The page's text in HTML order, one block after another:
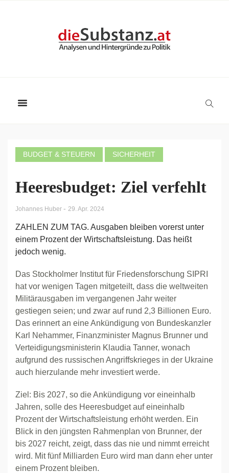
BUDGET & STEUERN SICHERHEIT
Heeresbudget: Ziel verfehlt
Johannes Huber - 29. Apr. 2024
ZAHLEN ZUM TAG. Ausgaben bleiben vorerst unter
einem Prozent der Wirtschaftsleistung. Das heißt
jedoch wenig.
Das Stockholmer Institut für Friedensforschung SIPRI
hat vor wenigen Tagen mitgeteilt, dass die weltweiten
Militärausgaben im vergangenen Jahr weiter
gestiegen seien; und zwar auf rund 2,3 Billionen Euro.
Das erinnert an eine Ankündigung von Bundeskanzler
Karl Nehammer, Finanzminister Magnus Brunner und
Verteidigungsministerin Klaudia Tanner, wonach
aufgrund des russischen Angriffskrieges in der Ukraine
auch hierzulande mehr investiert werde.
Ziel: Bis 2027, so die Ankündigung vor eineinhalb
Jahren, solle des Heeresbudget auf eineinhalb
Prozent der Wirtschaftsleistung erhöht werden. Ein
Blick in den jüngsten Rahmenplan von Brunner, der
bis 2027 reicht, zeigt, dass das nie und nimmt erreicht
wird. Mit fünf Milliarden Euro wird man dann eher unter
einem Prozent bleiben.